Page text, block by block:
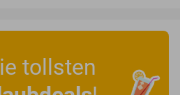
tollsten